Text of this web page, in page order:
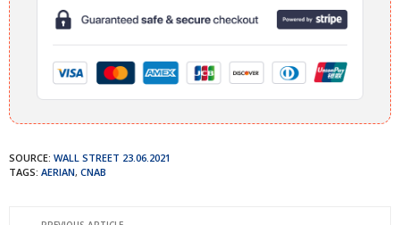
SOURCE: WALL STREET 23.06.2021
TAGS: AERIAN, CNAB